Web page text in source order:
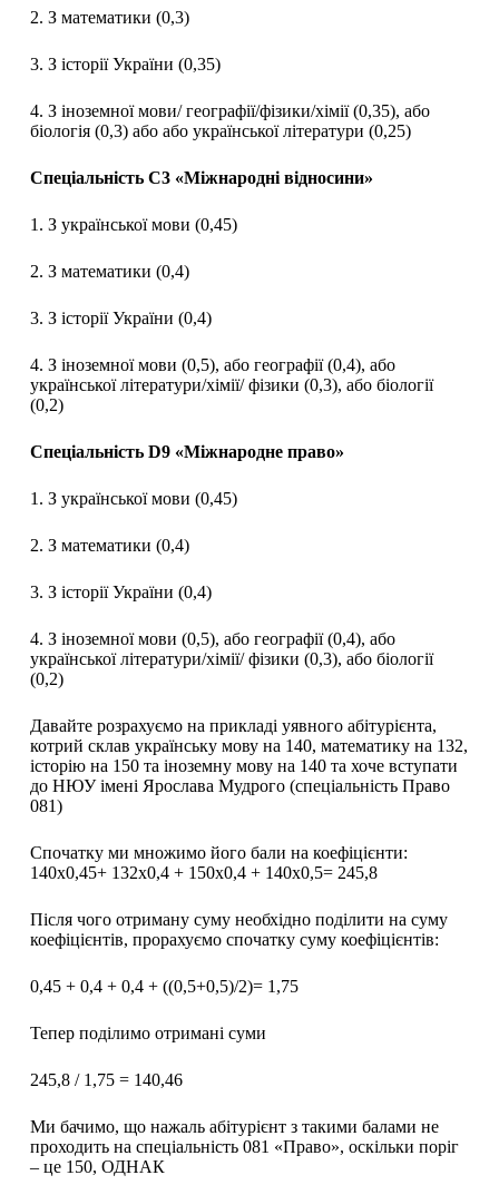
2. З математики (0,3)
3. З історії України (0,35)
4. З іноземної мови/ географії/фізики/хімії (0,35), або
біологія (0,3) або або української літератури (0,25)
Спеціальність C3 «Міжнародні відносини»
1. З української мови (0,45)
2. З математики (0,4)
3. З історії України (0,4)
4. З іноземної мови (0,5), або географії (0,4), або
української літератури/хімії/ фізики (0,3), або біології
(0,2)
Спеціальність D9 «Міжнародне право»
1. З української мови (0,45)
2. З математики (0,4)
3. З історії України (0,4)
4. З іноземної мови (0,5), або географії (0,4), або
української літератури/хімії/ фізики (0,3), або біології
(0,2)
Давайте розрахуємо на прикладі уявного абітурієнта,
котрий склав українську мову на 140, математику на 132,
історію на 150 та іноземну мову на 140 та хоче вступати
до НЮУ імені Ярослава Мудрого (спеціальність Право
081)
Спочатку ми множимо його бали на коефіцієнти:
140х0,45+ 132х0,4 + 150х0,4 + 140х0,5= 245,8
Після чого отриману суму необхідно поділити на суму
коефіцієнтів, прорахуємо спочатку суму коефіцієнтів:
0,45 + 0,4 + 0,4 + ((0,5+0,5)/2)= 1,75
Тепер поділимо отримані суми
245,8 / 1,75 = 140,46
Ми бачимо, що нажаль абітурієнт з такими балами не
проходить на спеціальність 081 «Право», оскільки поріг
– це 150, ОДНАК